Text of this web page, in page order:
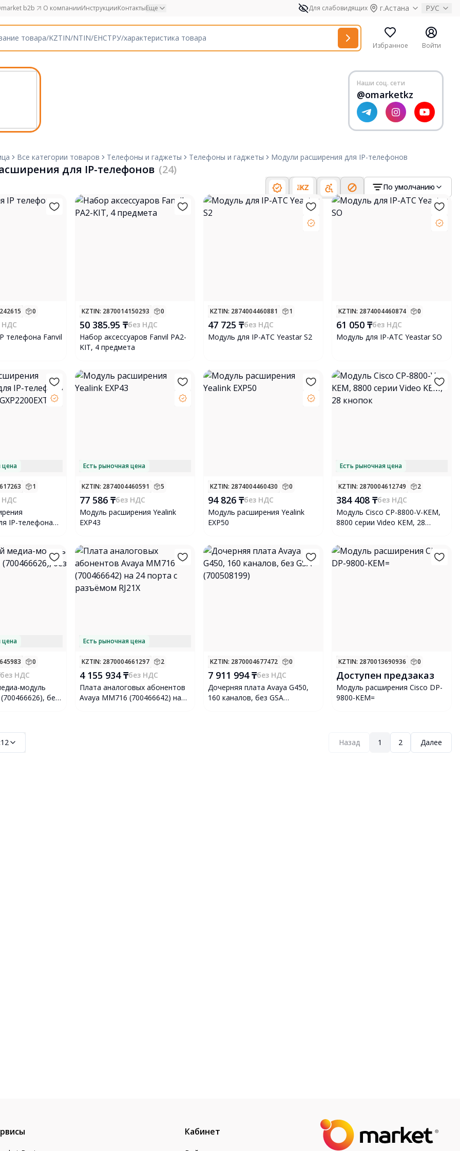
b2b О компанииИнструкцииКонтактыЕще Для слабовидящих г.Астана РУС
Избранное Войти
Наши соц. сети
@omarketkz
Все категории товаров Телефоны и гаджеты Телефоны и гаджеты Модули расширения для IP-телефонов
для IP-телефонов (24)
По умолчанию
0
НДС
телефона Fanvil
KZTIN: 2870014150293 0
50 385.95 ₸без НДС
Набор аксессуаров Fanvil PA2-
KIT, 4 предмета
KZTIN: 2874004460881 1
47 725 ₸без НДС
Модуль для IP-АТС Yeastar S2
KZTIN: 2874004460874 0
61 050 ₸без НДС
Модуль для IP-АТС Yeastar SO
цена
1
НДС
IP-телефона
Есть рыночная цена
KZTIN: 2874004460591 5
77 586 ₸без НДС
Модуль расширения Yealink
EXP43
KZTIN: 2874004460430 0
94 826 ₸без НДС
Модуль расширения Yealink
EXP50
Есть рыночная цена
KZTIN: 2870004612749 2
384 408 ₸без НДС
Модуль Cisco CP-8800-V-KEM,
8800 серии Video KEM, 28
цена
0
без НДС
модуль
без
Есть рыночная цена
KZTIN: 2870004661297 2
4 155 934 ₸без НДС
Плата аналоговых абонентов
Avaya MM716 (700466642) на
KZTIN: 2870004677472 0
7 911 994 ₸без НДС
Дочерняя плата Avaya G450,
160 каналов, без GSA
KZTIN: 2870013690936 0
Доступен предзаказ
Модуль расширения Cisco DP-
9800-KEM=
12 Назад 1 2 Далее
Кабинет